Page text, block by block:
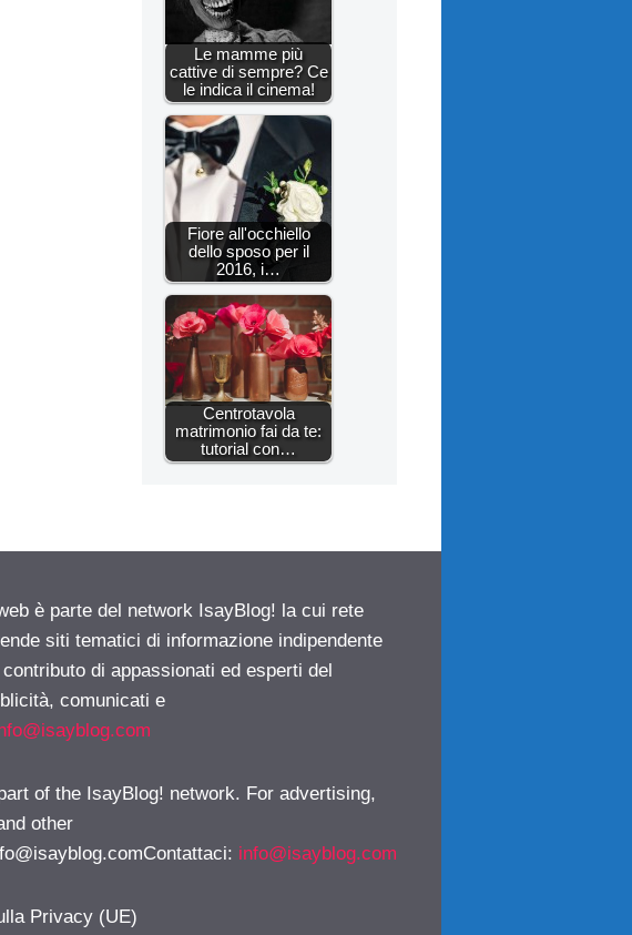
Le mamme più
cattive di sempre? Ce
le indica il cinema!
Fiore all'occhiello
dello sposo per il
2016, i…
Centrotavola
matrimonio fai da te:
tutorial con…
è parte del network IsayBlog! la cui rete
siti tematici di informazione indipendente
di appassionati ed esperti del
comunicati e
of the IsayBlog! network. For advertising,
other
: info@isayblog.com
Privacy (UE)